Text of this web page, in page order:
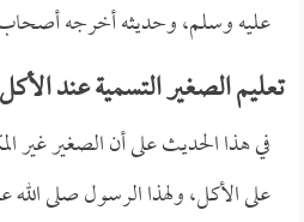
عليه وسلم، وحديثه أخرجه
تعليم الصغير التسمية عند الأكل
في هذا الحديث على أن الصغير غير
على الأكل، ولهذا الرسول صلى الله